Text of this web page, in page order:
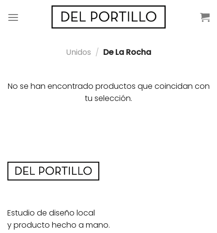
Unidos / De La Rocha
No se han encontrado productos que coincidan con
tu selección.
Estudio de diseño local
y producto hecho a mano.